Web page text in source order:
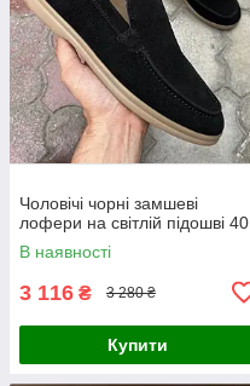
Чоловічі чорні замшеві
лофери на світлій підошві 40
В наявності
3 116 ₴ 3 280 ₴
Купити